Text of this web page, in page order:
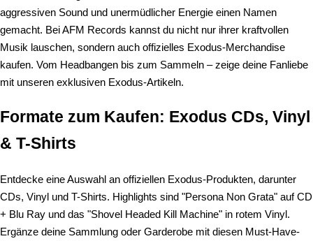
aggressiven Sound und unermüdlicher Energie einen Namen
gemacht. Bei AFM Records kannst du nicht nur ihrer kraftvollen
Musik lauschen, sondern auch offizielles Exodus-Merchandise
kaufen. Vom Headbangen bis zum Sammeln – zeige deine Fanliebe
mit unseren exklusiven Exodus-Artikeln.
Formate zum Kaufen: Exodus CDs, Vinyl
& T-Shirts
Entdecke eine Auswahl an offiziellen Exodus-Produkten, darunter
CDs, Vinyl und T-Shirts. Highlights sind "Persona Non Grata" auf CD
+ Blu Ray und das "Shovel Headed Kill Machine" in rotem Vinyl.
Ergänze deine Sammlung oder Garderobe mit diesen Must-Have-